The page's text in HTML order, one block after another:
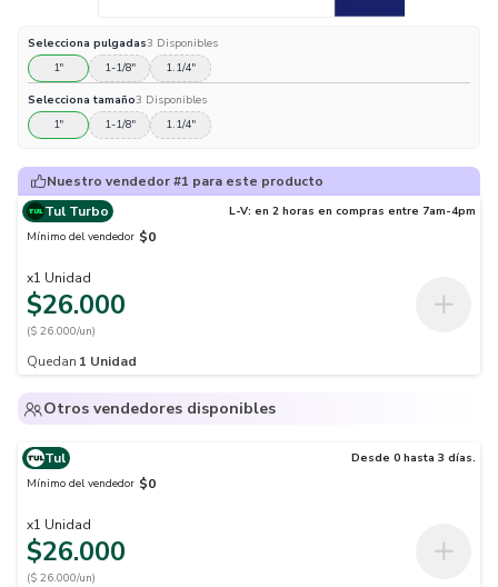
Selecciona pulgadas3 Disponibles
1"
1-1/8" 1.1/4"
Selecciona tamaño3 Disponibles
1"
1-1/8" 1.1/4"
Nuestro vendedor #1 para este producto
Tul Turbo
L-V: en 2 horas en compras entre 7am-4pm
Mínimo del vendedor $0
x1 Unidad
$26.000
($ 26.000/un)
Quedan 1 Unidad
Otros vendedores disponibles
Tul
Desde 0 hasta 3 días.
Mínimo del vendedor $0
x1 Unidad
$26.000
($ 26.000/un)